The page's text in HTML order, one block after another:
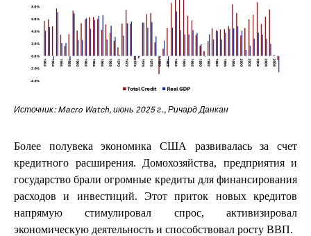
Источник: Macro Watch, июнь 2025 г., Ричард Данкан
Более полувека экономика США развивалась за счет
кредитного расширения. Домохозяйства, предприятия и
государство брали огромные кредиты для финансирования
расходов и инвестиций. Этот приток новых кредитов
напрямую стимулировал спрос, активизировал
экономическую деятельность и способствовал росту ВВП.